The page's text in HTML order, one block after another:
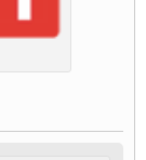
protesto
da Classe
PARA A